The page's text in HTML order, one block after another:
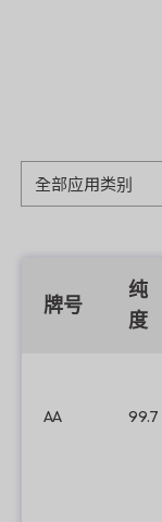
牌号
纯
度
AA 99.7